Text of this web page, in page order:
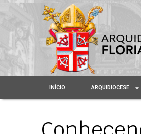
INÍCIO ARQUIDIOCESE